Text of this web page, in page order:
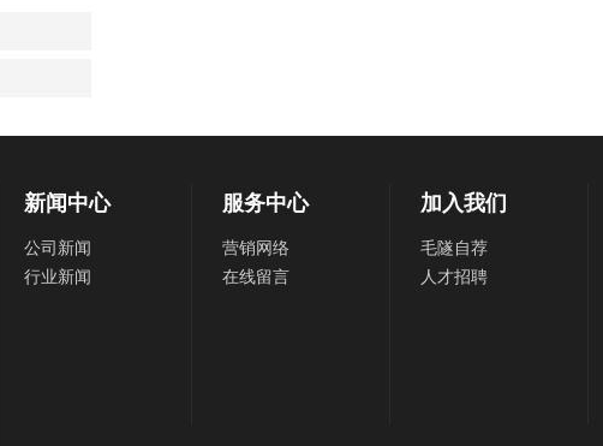
新闻中心
公司新闻
行业新闻
服务中心
营销网络
在线留言
加入我们
毛隧自荐
人才招聘